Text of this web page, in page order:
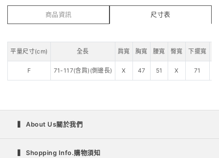
商品資訊 尺寸表
平量尺寸(cm) 全長 肩寬 胸寬 腰寬 臀寬 下擺寬
F 71-117(含肩)(側邊長) X 47 51 X 71
▍ About Us關於我們
▍ Shopping Info.購物須知